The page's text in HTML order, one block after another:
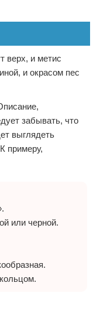
верх, и метис
и окрасом пес
забывать, что
выглядеть
примеру,
или черной.